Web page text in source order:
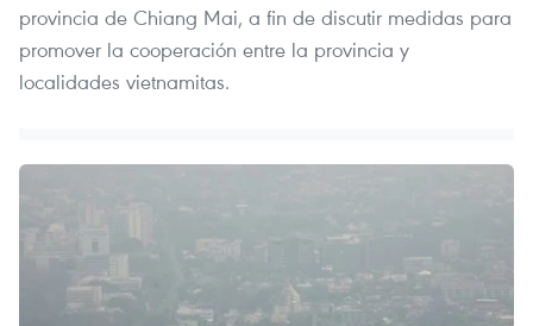
provincia de Chiang Mai, a fin de discutir medidas para
promover la cooperación entre la provincia y
localidades vietnamitas.